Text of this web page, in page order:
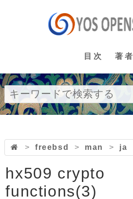
目次 著者
> freebsd > man > ja
hx509 crypto
functions(3)